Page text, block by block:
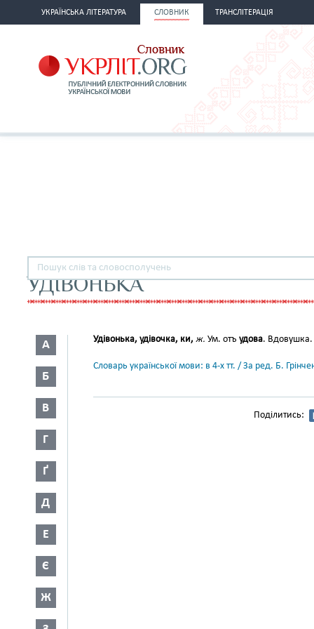
УКРАЇНСЬКА ЛІТЕРАТУРА СЛОВНИК ТРАНСЛІТЕРАЦІЯ
УДІВОНЬКА
А
Б
В
Г
Ґ
Д
Е
Є
Ж
Удівонька, удівочка, ки, ж. Ум. отъ удова. Вдовушка.
Словарь української мови: в 4-х тт. / За ред. Б.
Поділитись: